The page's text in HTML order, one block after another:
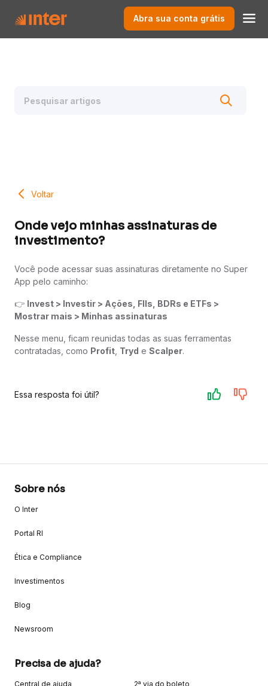
Abra sua conta grátis
Voltar
Onde vejo minhas assinaturas de
investimento?
Você pode acessar suas assinaturas diretamente no Super
App pelo caminho:
👉 Invest > Investir > Ações, FIIs, BDRs e ETFs >
Mostrar mais > Minhas assinaturas
Nesse menu, ficam reunidas todas as suas ferramentas
contratadas, como Profit Tryd e Scalper.
Essa resposta foi útil?
Sobre nós
O Inter
Portal RI
Ética e Compliance
Investimentos
Blog
Newsroom
Precisa de ajuda?
Central de ajuda 2ª via do boleto